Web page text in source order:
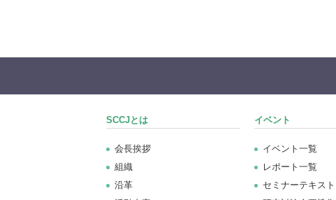
SCCJとは
会長挨拶
組織
沿革
イベント
イベント一覧
レポート一覧
セミナーテキスト